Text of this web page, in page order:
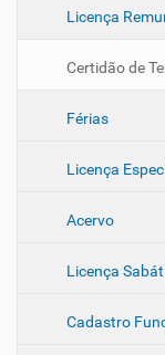
Licença
Certidão de
Férias
Licença
Acervo
Licença
Cadastro